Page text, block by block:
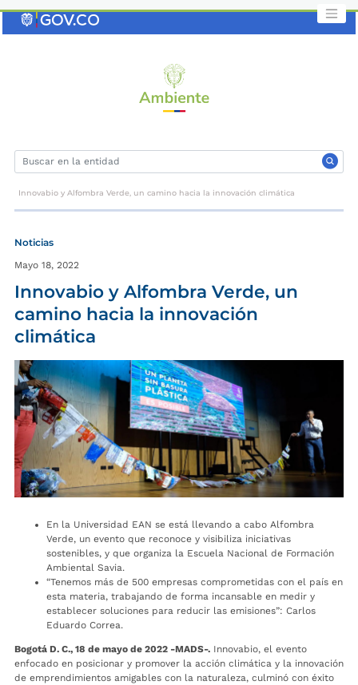
Innovabio y Alfombra Verde, un camino hacia la innovación climática
Noticias
Mayo 18, 2022
Innovabio y Alfombra Verde, un
camino hacia la innovación
climática
En la Universidad EAN se está llevando a cabo Alfombra
Verde, un evento que reconoce y visibiliza iniciativas
sostenibles, y que organiza la Escuela Nacional de Formación
Ambiental Savia.
“Tenemos más de 500 empresas comprometidas con el país en
esta materia, trabajando de forma incansable en medir y
establecer soluciones para reducir las emisiones”: Carlos
Eduardo Correa.
Bogotá D. C., 18 de mayo de 2022 -MADS-. Innovabio, el evento
enfocado en posicionar y promover la acción climática y la innovación
de emprendimientos amigables con la naturaleza, culminó con éxito